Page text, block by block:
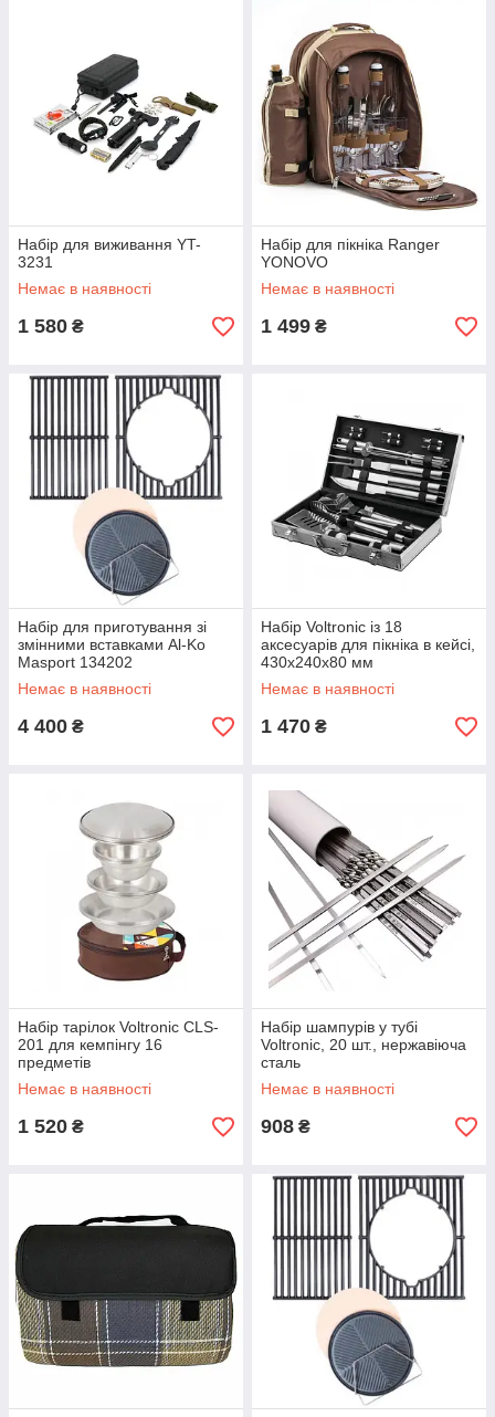
Набір для виживання YT-
3231
Немає в наявності
1 580 ₴
Набір для пікніка Ranger
YONOVO
Немає в наявності
1 499 ₴
Набір для приготування зі
змінними вставками Al-Ko
Masport 134202
Немає в наявності
4 400 ₴
Набір Voltronic із 18
аксесуарів для пікніка в кейсі,
430х240х80 мм
Немає в наявності
1 470 ₴
Набір тарілок Voltronic CLS-
201 для кемпінгу 16
предметів
Немає в наявності
1 520 ₴
Набір шампурів у тубі
Voltronic, 20 шт., нержавіюча
сталь
Немає в наявності
908 ₴